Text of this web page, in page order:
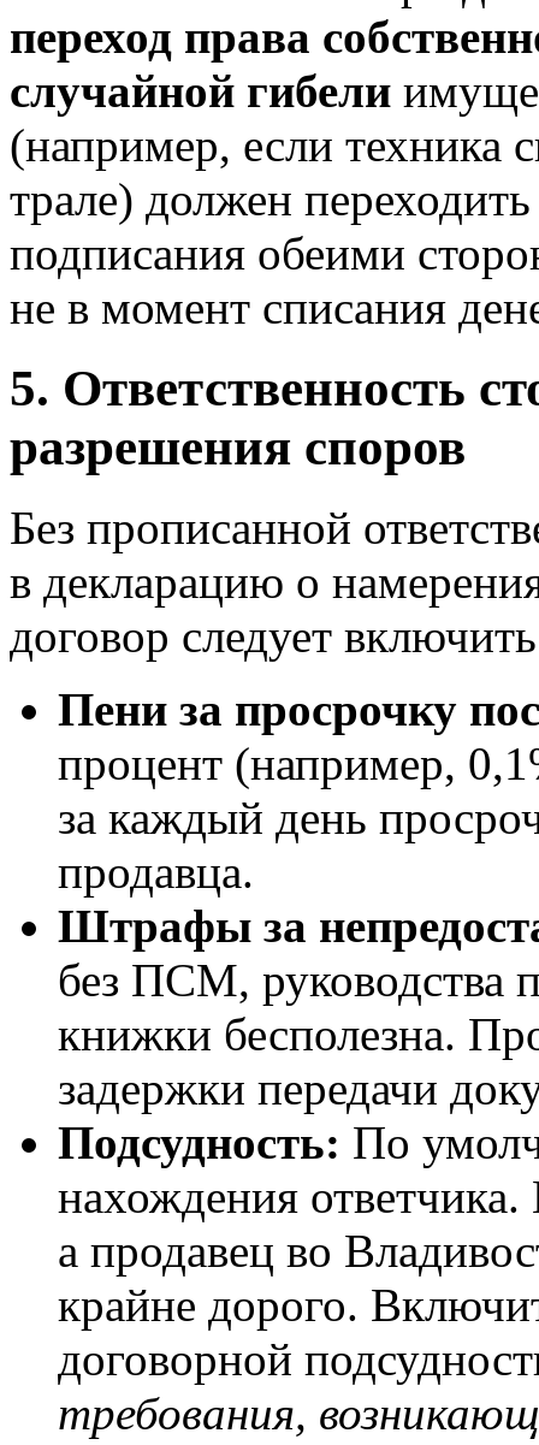
переход права
случайной гибели
(например, если техника
трале) должен
подписания обеими
не в момент списания
5. Ответственность
разрешения споров
Без прописанной
в декларацию о
договор следует
Пени за просрочку
процент (например,
за каждый день
продавца.
Штрафы за
без ПСМ, руководства
книжки бесполезна.
задержки передачи
Подсудность: По
нахождения
а продавец во
крайне дорого.
договорной
требования,